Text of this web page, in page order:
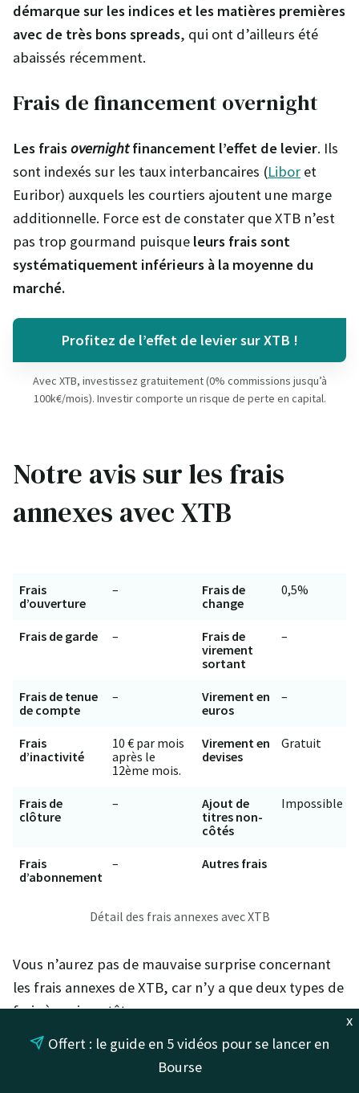
démarque sur les indices et les matières premières
avec de très bons spreads, qui ont d’ailleurs été
abaissés récemment.
Frais de financement overnight
Les fraisovernightfinancement l’effet de levier. Ils
sont indexés sur les taux interbancaires (Libor et
Euribor) auxquels les courtiers ajoutent une marge
additionnelle. Force est de constater que XTB n’est
pas trop gourmand puisque leurs frais sont
systématiquement inférieurs à la moyenne du
marché.
Profitez de l’effet de levier sur XTB !
Avec XTB, investissez gratuitement (0% commissions jusqu’à
100k€/mois). Investir comporte un risque de perte en capital.
Notre avis sur les frais
annexes avec XTB
Frais
d’ouverture
–
Frais de
change
0,5%
Frais de garde –
Frais de
virement
sortant
–
Frais de tenue
de compte
–
Virement en
euros
–
Frais
d’inactivité
10 € par mois
après le
12ème mois.
Virement en
devises
Gratuit
Frais de
clôture
–
Ajout de
titres non-
côtés
Impossible
Frais
d’abonnement
– Autres frais
Détail des frais annexes avec XTB
Vous n’aurez pas de mauvaise surprise concernant
les frais annexes de XTB, car n’y a que deux types de
frais à avoir en tête :
les frais d’inactivité: pour les éviter, il suffit de
faire une transaction par an. Rien
x
Offert : le guide en 5 vidéos pour se lancer en
Bourse